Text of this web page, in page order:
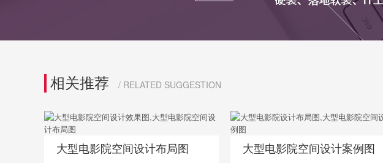
相关推荐 / RELATED SUGGESTION
收藏 装修成这样要花多少钱？
大型电影院空间设计布局图 收藏 装修成这样要花多少钱？
大型电影院空间设计案例图